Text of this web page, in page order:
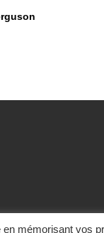
mémorisant vos